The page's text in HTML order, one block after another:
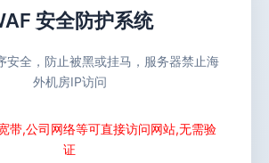
安全防护系统
安全，防止被黑或挂马，服务器禁止海
外机房IP访问
带,公司网络等可直接访问网站,无需验
证